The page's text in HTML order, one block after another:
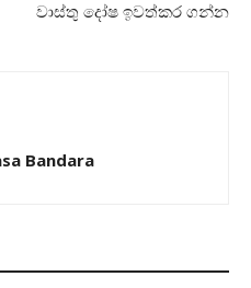
වාස්‌තු දෝෂ ඉවත්කර ගන්න
Bandara